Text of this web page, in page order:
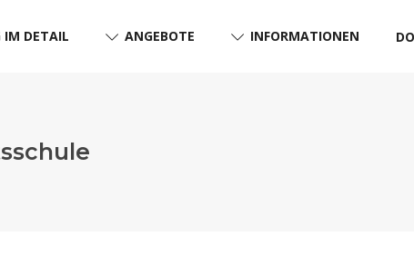
IM DETAIL ANGEBOTE INFORMATIONEN